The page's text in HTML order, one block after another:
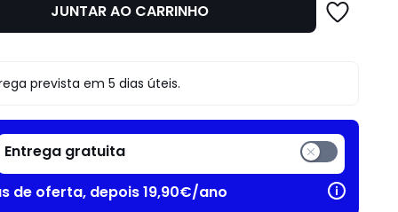
JUNTAR AO CARRINHO
prevista em 5 dias úteis.
Entrega gratuita
de oferta, depois 19,90€/ano